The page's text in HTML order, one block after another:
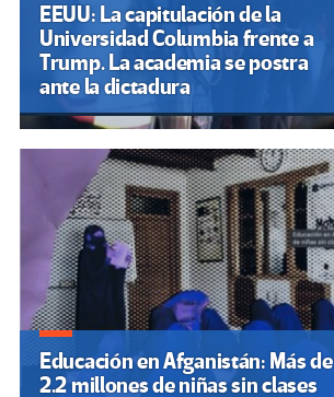
EEUU: La capitulación de la
Universidad Columbia frente a
Trump. La academia se postra
ante la dictadura
Educación en Afganistán: Más de
2.2 millones de niñas sin clases